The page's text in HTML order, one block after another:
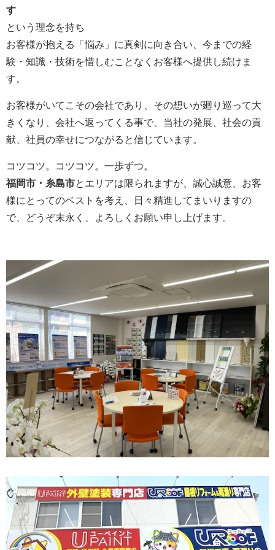
す
という理念を持ち
お客様が抱える「悩み」に真剣に向き合い、今までの経
験・知識・技術を惜しむことなくお客様へ提供し続けま
す。
お客様がいてこその会社であり、その想いが廻り巡って大
きくなり、会社へ返ってくる事で、当社の発展、社会の貢
献、社員の幸せにつながると信じています。
コツコツ。コツコツ。一歩ずつ。
福岡市・糸島市とエリアは限られますが、誠心誠意、お客
様にとってのベストを考え、日々精進してまいりますの
で、どうぞ末永く、よろしくお願い申し上げます。